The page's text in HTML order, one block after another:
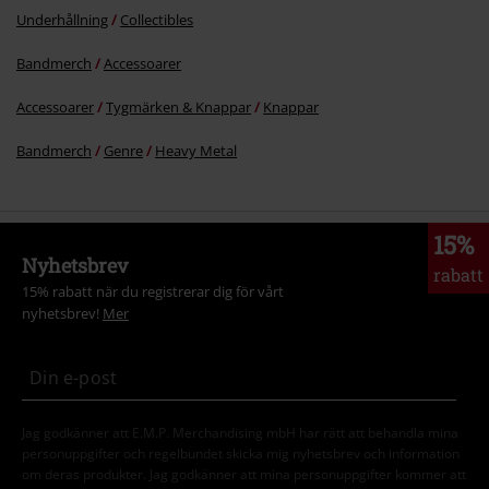
Underhållning Collectibles
Bandmerch Accessoarer
Accessoarer Tygmärken & Knappar Knappar
Bandmerch Genre Heavy Metal
15%
rabatt
Nyhetsbrev
15% rabatt när du registrerar dig för vårt
nyhetsbrev! Mer
Jag godkänner att E.M.P. Merchandising mbH har rätt att behandla mina
personuppgifter och regelbundet skicka mig nyhetsbrev och information
om deras produkter. Jag godkänner att mina personuppgifter kommer att